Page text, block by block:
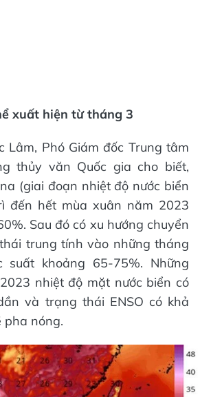
xuất hiện từ tháng 3
Lâm, Phó Giám đốc Trung tâm
thủy văn Quốc gia cho biết,
(giai đoạn nhiệt độ nước biển
đến hết mùa xuân năm 2023
Sau đó có xu hướng chuyển
trung tính vào những tháng
suất khoảng 65-75%. Những
nhiệt độ mặt nước biển có
và trạng thái ENSO có khả
pha nóng.